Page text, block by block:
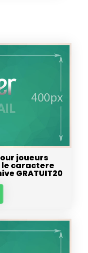
joueurs
caractere
GRATUIT20